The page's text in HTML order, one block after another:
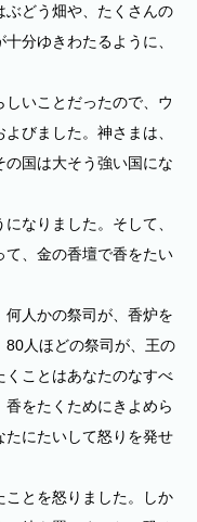
どう畑や、たくさんの
分ゆきわたるように、
いことだったので、ウ
びました。神さまは、
国は大そう強い国にな
なりました。そして、
、金の香壇で香をたい
人かの祭司が、香炉を
80人ほどの祭司が、王の
くことはあなたのなすべ
をたくためにきよめら
にたいして怒りを発せ
とを怒りました。しか